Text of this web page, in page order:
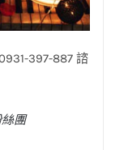
397-887 諮
團